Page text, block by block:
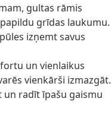
gultas rāmis
grīdas laukumu.
izņemt savus
un vienlaikus
vienkārši izmazgāt.
un radīt īpašu gaismu